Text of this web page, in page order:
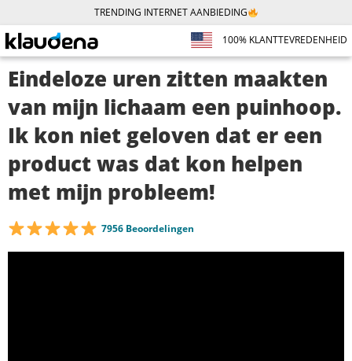
TRENDING INTERNET AANBIEDING
100% KLANTTEVREDENHEID
Eindeloze uren zitten maakten
van mijn lichaam een puinhoop.
Ik kon niet geloven dat er een
product was dat kon helpen
met mijn probleem!
7956 Beoordelingen